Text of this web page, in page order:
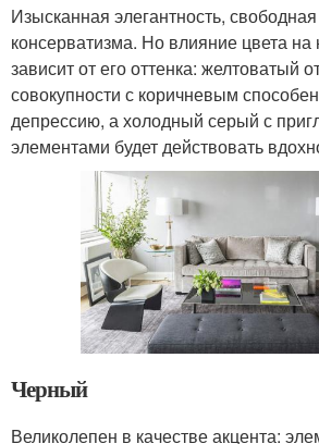
Изысканная элегантность,
консерватизма. Но влияние цвета на
зависит от его оттенка: желтоватый
совокупности с коричневым
депрессию, а холодный серый с
элементами будет действовать
Черный
Великолепен в качестве акцента: